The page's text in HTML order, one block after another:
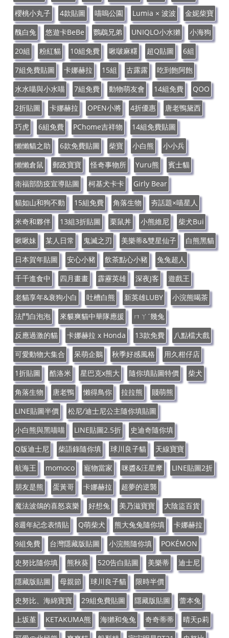
櫻桃小丸子
4款貼圖 喵嗚公園 Lumia × 波波
金妮柴寶
醜白兔
悠遊卡BeBe 鸚鵡兄弟 UNIQLO小水獺
小海狗
20組
粉紅貓 10組免費 啾啵麻糬 超Q貼圖
6組
7組免費貼圖
卡娜赫拉 15組 古露露
吃到飽阿飽
水水喵與小水喵
7組免費 動物萌友會 14組免費
QOO
2折貼圖
卡娜赫拉 OPEN小將 4折優惠
唐老鴨黛西
巧虎
6組免費 PChome吉祥物
14組免費貼圖
懶懶貓之助
6款免費貼圖 柴寶 小白熊
小小兵
懶懶倉鼠
郵政寶寶 怪奇事物所 Yuru熊
賓士貓
衛福部防疫宣導貼圖
柯基犬卡卡
Girly Bear
貓如山和狗不動
15組免費 角落生物
夯話題×喵星人
米奇和夥伴
13組3折貼圖 栗鼠丼 小熊維尼
柴犬Bui
啾啾妹
某人日常 鬼滅之刃 美樂蒂&雙星仙子
白熊黑貓
日本賀年貼圖
安心小豬 飲茶點心小豬
兔兔超人
千千進食中
四月畫畫 霹靂英雄 深夜J客
遊戲王
老貓享年&衰狗小白
吐槽白熊 新英雄LUBY
小浣熊喝茶
法鬥白泡泡
來貘爽貓中華隊應援
ㄇㄚˊ幾兔
反應過激的貓
卡娜赫拉 x Honda 13款免費
八點檔大戲
可愛動物大集合
呆萌企鵝 秋季好感風格
用久柑仔店
1折貼圖
酷洛米 星巴克x熊大 隨你填貼圖特價
柴犬
角落生物
唐老鴨 懶得鳥你 拉拉熊
賤萌熊
LINE貼圖半價
松尼/迪士尼公主隨你填貼圖
小白熊與黑喵喵
LINE貼圖2.5折
史迪奇隨你填
Q版迪士尼
柴語錄隨你填 球川良子貓
天線寶寶
航海王
momoco 寵物當家 咪醬&汪星摩
LINE貼圖2折
朋友是熊
蛋黃哥 卡娜赫拉
超夢的逆襲
魔法波鴿的喜怒哀樂
好想兔 美乃滋寶寶
大陰盜百貨
8週年紀念表情貼
Q萌柴犬 熊大兔兔隨你填
卡娜赫拉
9組免費
台灣隱藏版貼圖 小浣熊隨你填
POKÉMON
史努比隨你填
熊秋葵 520告白貼圖 美樂蒂
迪士尼
隱藏版貼圖
母親節 球川良子貓
限時半價
史努比、海綿寶寶
29組免費貼圖 隱藏版貼圖
蕾本兔
上坂堇
KETAKUMA熊 海獺和兔兔 奇奇蒂蒂
晴天p莉